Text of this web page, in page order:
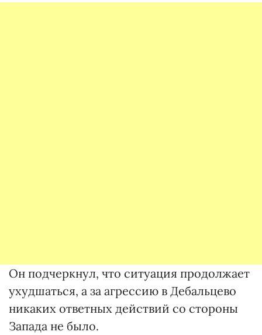
Он подчеркнул, что ситуация продолжает
ухудшаться, а за агрессию в Дебальцево
никаких ответных действий со стороны
Запада не было.